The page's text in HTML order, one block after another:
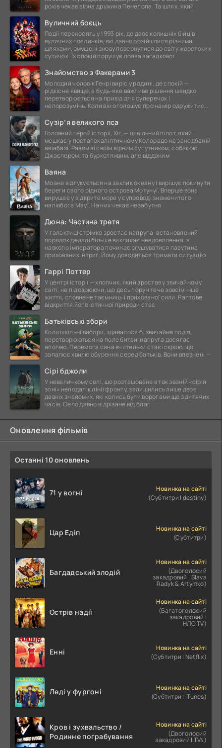
років чекає вірна дружина Пенелопа. Та шлях, який
Вуличний боєць
Події переносять у 1993 рік, де двоє колишніх бійців
вуличних поєдинків, які давно розійшлися різними
шляхами, змушені знову повернутися до світу жорстоких
сутичок. Їх спокій порушує поява загадкової
Знайомство з Факерами 3
Молодий чоловік Генрі виріс у родині, де спокій —
рідкісне явище, а будь-яке важливе рішення швидко
перетворюється на привід для суперечок і
непорозумінь. Коли він оголошує про намір одружитися,
Сузір’я великого пса
Головний герой історії, Хіг, — цивільний пілот, який
мешкає у постапокаліптичному Колорадо на занедбаній
авіабазі. Разом зі своїм вірним супутником, собакою
Джаспером, та буркотливим, але відданим
Ваяна
Моана відгукується на заклик океану і вирішує покинути
береги свого рідного острова Мотунуї. Вперше вона
вирушає у відкрите море у супроводі знаменитого
напівбога Мауї. На них чекає незабутня
Дюна: Частина третя
У галактиці стрімко зростає напруга: встановлений
порядок дедалі більше викликає невдоволення, а
навколо імператора починає згущуватися павутина
прихованих інтриг. Йому доводиться тримати ситуацію
Гаррі Поттер
У центрі історії — хлопчик, який зростав у звичайному
світі, не підозрюючи, що десь поруч тече зовсім інше
життя, сповнене таємниць і прихованої сили. Раптове
відкриття його істинної природи стає
Батьківські збори
Коли шкільні вибори, здавалося б, звичайна подія,
перетворюються на поле битви, напруга досягає
апогею. Перемога сина вчительки стає іскрою, що
запалює хвилю обурення серед батьків. Вони впевнені —
Сірі бджоли
У невеличкому селі, що розташоване в так званій «сірій
зоні» неподалік лінії фронту, залишились лише двоє
давніх знайомих, які колись були ворогами ще з дитячих
часів. Село давно відрізане від благ
Оновлення фільмів
Останні 10 оновлень
71 у вогні
Новинка на сайті
(Субтитри | destiny)
Цар Едіп
Новинка на сайті
(Субтитри)
Багдадський злодій
Новинка на сайті
(Двоголосий
закадровий | Slava
Radyk & Artymko)
Острів надії
Новинка на сайті
(Багатоголосий
закадровий |
НЛО.TV)
Енні
Новинка на сайті
(Субтитри | Netflix)
Леді у фургоні
Новинка на сайті
(Субтитри | iTunes)
Кров і зухвальство /
Родинне пограбування
Новинка на сайті
(Двоголосий
закадровий | TV4)